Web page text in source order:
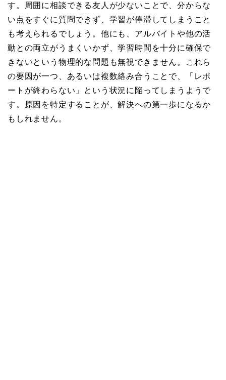
す。周囲に相談できる友人が少ないことで、分からな
い点をすぐに質問できず、学習が停滞してしまうこと
も考えられるでしょう。他にも、アルバイトや他の活
動との両立がうまくいかず、学習時間を十分に確保で
きないという物理的な問題も無視できません。これら
の要因が一つ、あるいは複数絡み合うことで、「レポ
ートが終わらない」という状況に陥ってしまうようで
す。原因を特定することが、解決への第一歩になるか
もしれません。